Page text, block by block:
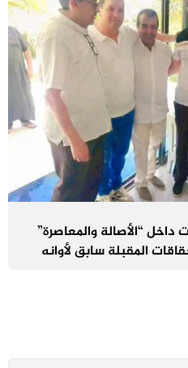
“الأصالة والمعاصرة”
المقبلة سابق لأوانه